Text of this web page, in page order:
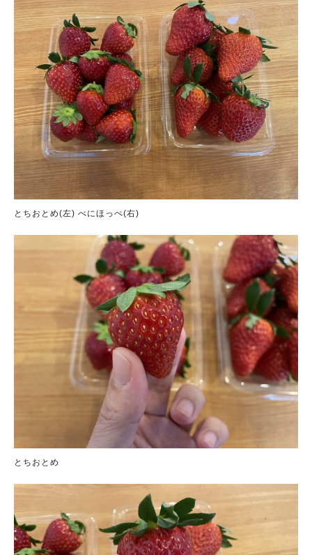
とちおとめ(左) べにほっぺ(右)
とちおとめ